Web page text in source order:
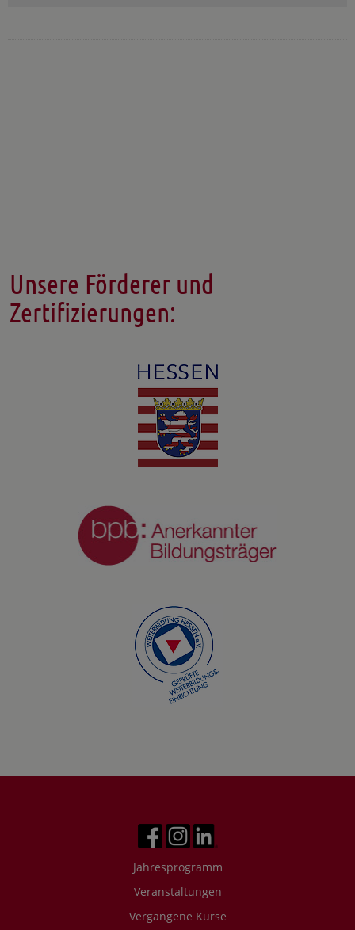
Unsere Förderer und
Zertifizierungen:
Jahresprogramm
Veranstaltungen
Vergangene Kurse